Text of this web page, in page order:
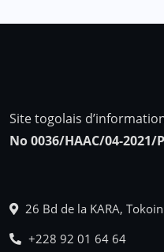
Site togolais
No 0036/HAAC/04-2021/
26 Bd de la KARA,
+228 92 01 64 64